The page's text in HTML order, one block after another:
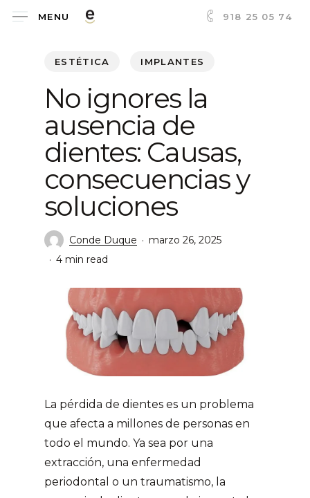
MENU 918 25 05 74
ESTÉTICA IMPLANTES
No ignores la
ausencia de
dientes: Causas,
consecuencias y
soluciones
Conde Duque
marzo 26, 2025
4 min read
La pérdida de dientes es un problema
que afecta a millones de personas en
todo el mundo. Ya sea por una
extracción, una enfermedad
periodontal o un traumatismo, la